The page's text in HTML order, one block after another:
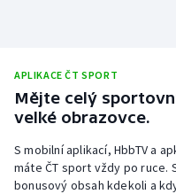
Ragby
Rychlobruslení
Rychlostní kanoistika
APLIKACE ČT SPORT
Mějte celý
velké obrazovce.
S mobilní aplikací, HbbTV a
máte ČT sport vždy po ruce.
bonusový obsah kdekoli a